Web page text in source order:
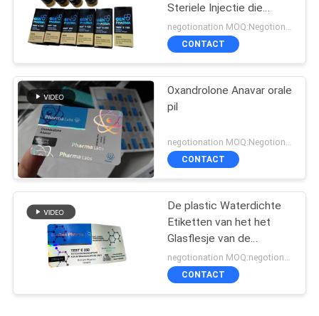
Steriele Injectie die
Farmaceutische
Verpakking drukt
negotionation MOQ:Negotionation
CONTACT
Oxandrolone Anavar orale
pil
negotionation MOQ:Negotionation
CONTACT
De plastic Waterdichte
Etiketten van het het
Glasflesje van de
Hologramtest euro 250negotionation MOQ:negotionation
CONTACT